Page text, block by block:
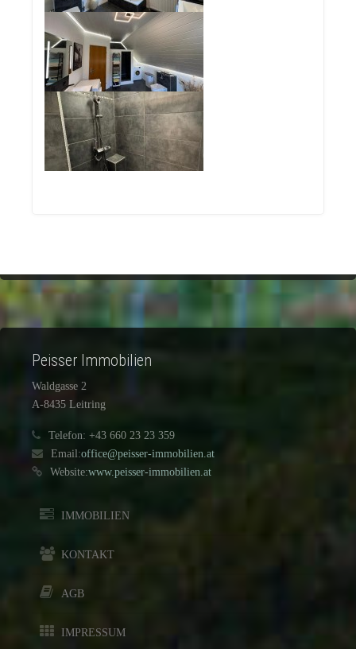
Peisser Immobilien
Waldgasse 2
A-8435 Leitring
Telefon: +43 660 23 23 359
Email:office@peisser-immobilien.at
Website:www.peisser-immobilien.at
IMMOBILIEN
KONTAKT
AGB
IMPRESSUM